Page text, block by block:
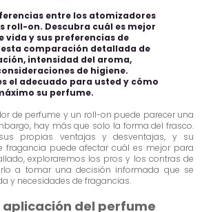
entre los atomizadores
roll-on. Descubra cuál es mejor
vida y sus preferencias de
comparación detallada de
intensidad del aroma,
de higiene.
el adecuado para usted y cómo
su perfume.
de perfume y un roll-on puede parecer una
hay más que solo la forma del frasco.
propias ventajas y desventajas, y su
fragancia puede afectar cuál es mejor para
exploraremos los pros y los contras de
a tomar una decisión informada que se
y necesidades de fragancias.
aplicación del perfume